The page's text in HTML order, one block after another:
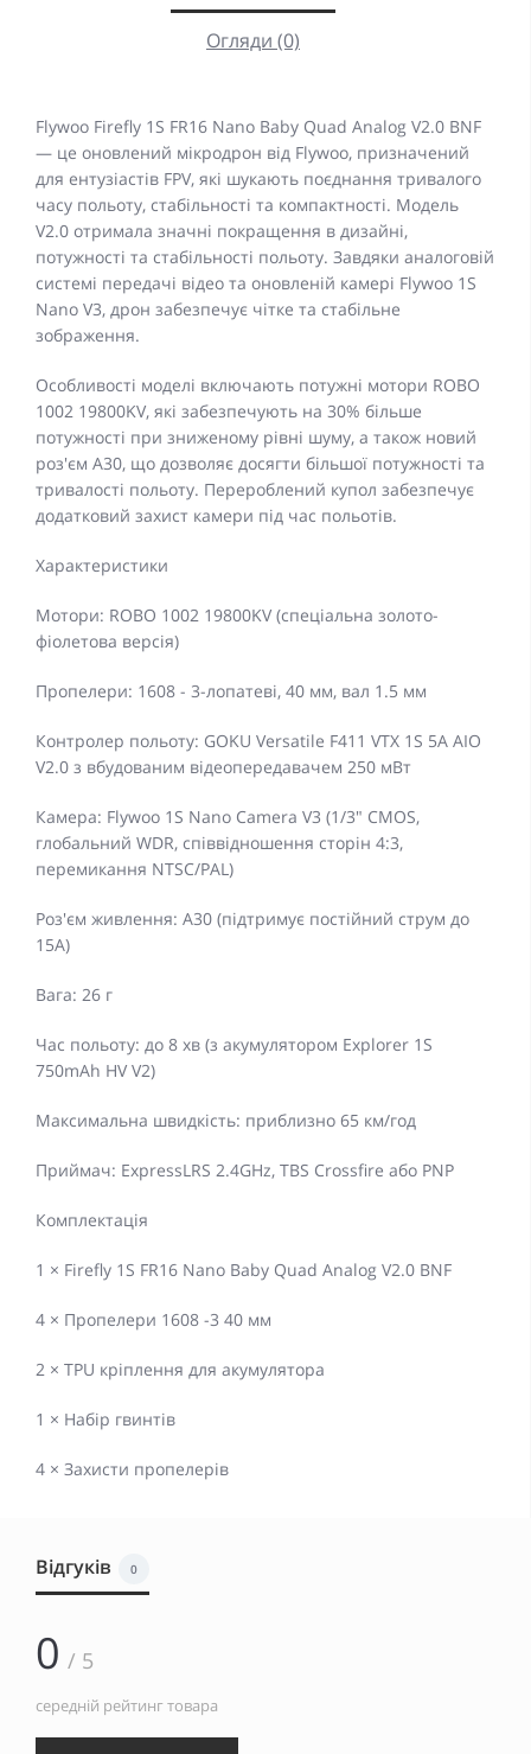
Огляди (0)
Flywoo Firefly 1S FR16 Nano Baby Quad Analog V2.0 BNF
— це оновлений мікродрон від Flywoo, призначений
для ентузіастів FPV, які шукають поєднання тривалого
часу польоту, стабільності та компактності. Модель
V2.0 отримала значні покращення в дизайні,
потужності та стабільності польоту. Завдяки аналоговій
системі передачі відео та оновленій камері Flywoo 1S
Nano V3, дрон забезпечує чітке та стабільне
зображення.
Особливості моделі включають потужні мотори ROBO
1002 19800KV, які забезпечують на 30% більше
потужності при зниженому рівні шуму, а також новий
роз'єм A30, що дозволяє досягти більшої потужності та
тривалості польоту. Перероблений купол забезпечує
додатковий захист камери під час польотів.
Характеристики
Мотори: ROBO 1002 19800KV (спеціальна золото-
фіолетова версія)
Пропелери: 1608 - 3-лопатеві, 40 мм, вал 1.5 мм
Контролер польоту: GOKU Versatile F411 VTX 1S 5A AIO
V2.0 з вбудованим відеопередавачем 250 мВт
Камера: Flywoo 1S Nano Camera V3 (1/3" CMOS,
глобальний WDR, співвідношення сторін 4:3,
перемикання NTSC/PAL)
Роз'єм живлення: A30 (підтримує постійний струм до
15A)
Вага: 26 г
Час польоту: до 8 хв (з акумулятором Explorer 1S
750mAh HV V2)
Максимальна швидкість: приблизно 65 км/год
Приймач: ExpressLRS 2.4GHz, TBS Crossfire або PNP
Комплектація
1 × Firefly 1S FR16 Nano Baby Quad Analog V2.0 BNF
4 × Пропелери 1608 -3 40 мм
2 × TPU кріплення для акумулятора
1 × Набір гвинтів
4 × Захисти пропелерів
Відгуків 0
0 / 5
середній рейтинг товара